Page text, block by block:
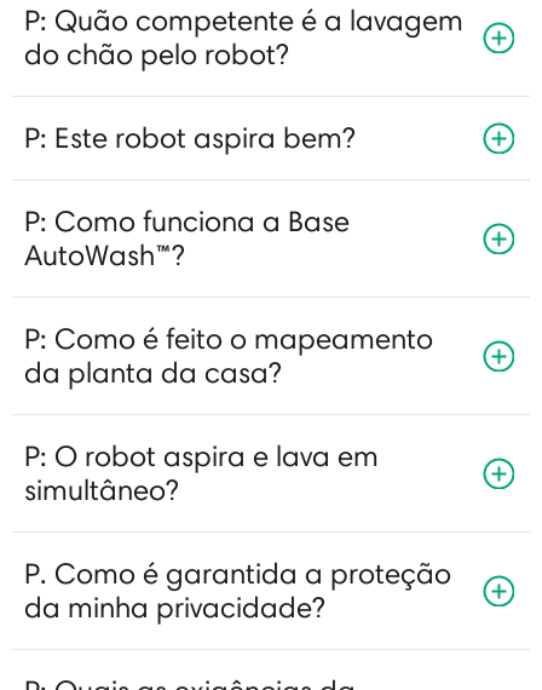
P: Quão competente é a lavagem
do chão pelo robot?
P: Este robot aspira bem?
P: Como funciona a Base
AutoWash™?
P: Como é feito o mapeamento
da planta da casa?
P: O robot aspira e lava em
simultâneo?
P. Como é garantida a proteção
da minha privacidade?